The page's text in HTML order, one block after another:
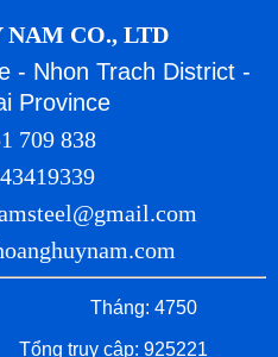
CO., LTD
- Nhon Trach District -
Province
709 838
Tháng: 4750
Tổng truy cập: 925221